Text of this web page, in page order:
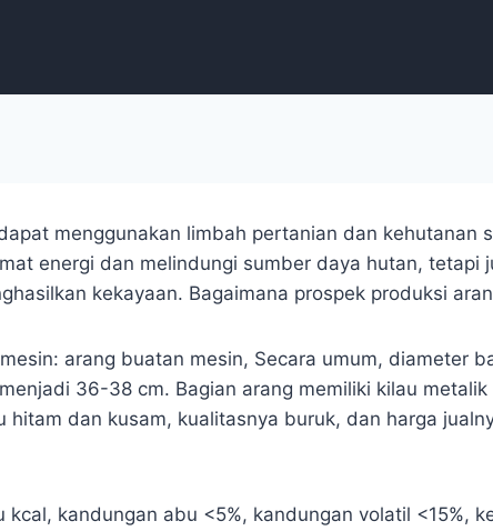
menggunakan limbah pertanian dan kehutanan
energi dan melindungi sumber daya hutan, tetapi
kekayaan. Bagaimana prospek produksi
arang buatan mesin, Secara umum, diameter
36-38 cm. Bagian arang memiliki kilau
dan kusam, kualitasnya buruk, dan harga
kandungan abu <5%, kandungan volatil <15%,